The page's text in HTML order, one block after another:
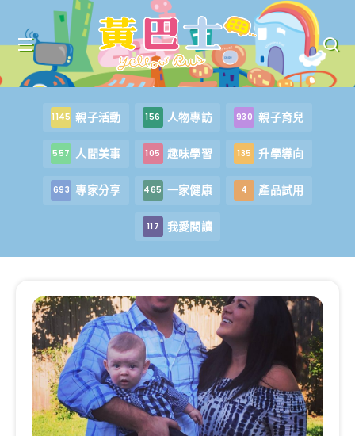
1145 親子活動 156 人物專訪 930 親子育兒
557 人間美事 105 趣味學習 135 升學導向
693 專家分享 465 一家健康 4 產品試用
117 我愛閱讀